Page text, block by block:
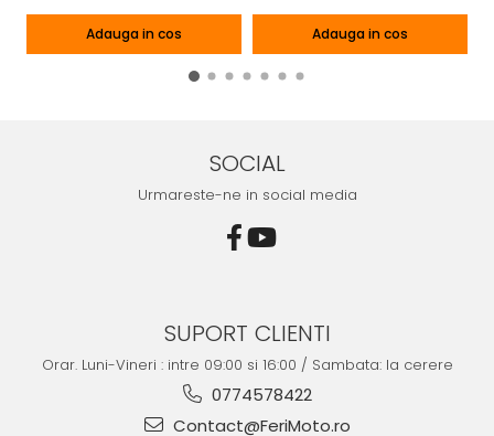
Adauga in cos Adauga in cos
SOCIAL
Urmareste-ne in social media
SUPORT CLIENTI
Orar. Luni-Vineri : intre 09:00 si 16:00 / Sambata: la cerere
0774578422
Contact@FeriMoto.ro